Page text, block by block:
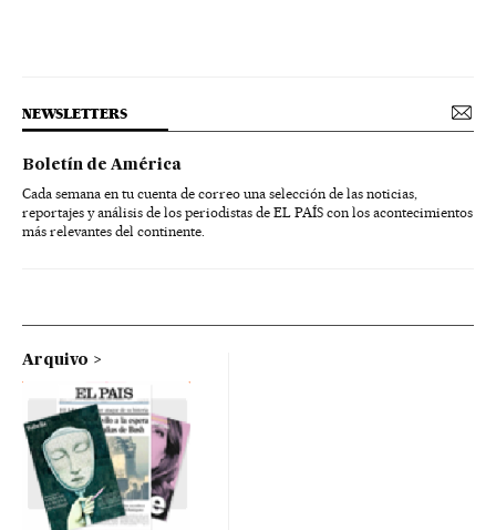
NEWSLETTERS
Boletín de América
Cada semana en tu cuenta de correo una selección de las noticias,
reportajes y análisis de los periodistas de EL PAÍS con los acontecimientos
más relevantes del continente.
Arquivo